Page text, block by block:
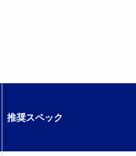
推奨スペック